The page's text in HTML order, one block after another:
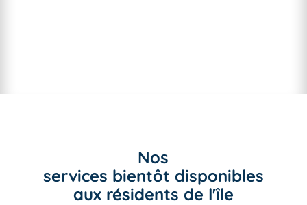
Nos
services bientôt disponibles
aux résidents de l'île